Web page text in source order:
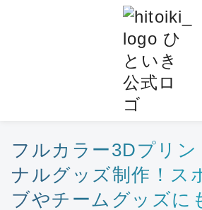
フルカラー3Dプリン
ナルグッズ制作！ス
ブやチームグッズに